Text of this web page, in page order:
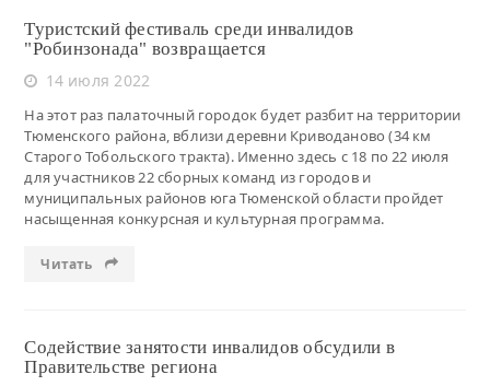
Туристский фестиваль среди инвалидов
"Робинзонада" возвращается
14 июля 2022
На этот раз палаточный городок будет разбит на территории
Тюменского района, вблизи деревни Криводаново (34 км
Старого Тобольского тракта). Именно здесь с 18 по 22 июля
для участников 22 сборных команд из городов и
муниципальных районов юга Тюменской области пройдет
насыщенная конкурсная и культурная программа.
Читать
Содействие занятости инвалидов обсудили в
Правительстве региона